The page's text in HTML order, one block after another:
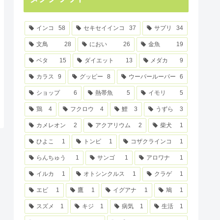
インコ 58 セキセイインコ 37 サプリ 34
文鳥 28 におい 26 金魚 19
ベタ 15 ダイエット 13 メダカ 9
カラス 9 グッピー 8 ウーパールーパー 6
ショップ 6 熱帯魚 5 イモリ 5
鶏 4 フクロウ 4 鯉 3 うずら 3
カメレオン 2 アクアリウム 2 柴犬 1
ひよこ 1 トンビ 1 コザクラインコ 1
らんちゅう 1 サンゴ 1 アロワナ 1
イルカ 1 オトシンクルス 1 クラゲ 1
エビ 1 鷹 1 イグアナ 1 鳩 1
スズメ 1 キジ 1 病気 1 生活 1